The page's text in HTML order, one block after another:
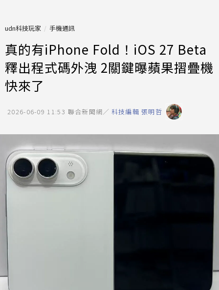
udn科技玩家 手機通訊
真的有iPhone Fold！iOS 27 Beta
釋出程式碼外洩 2關鍵曝蘋果摺疊機
快來了
2026-06-09 11:53 聯合新聞網／ 科技編輯 張明哲